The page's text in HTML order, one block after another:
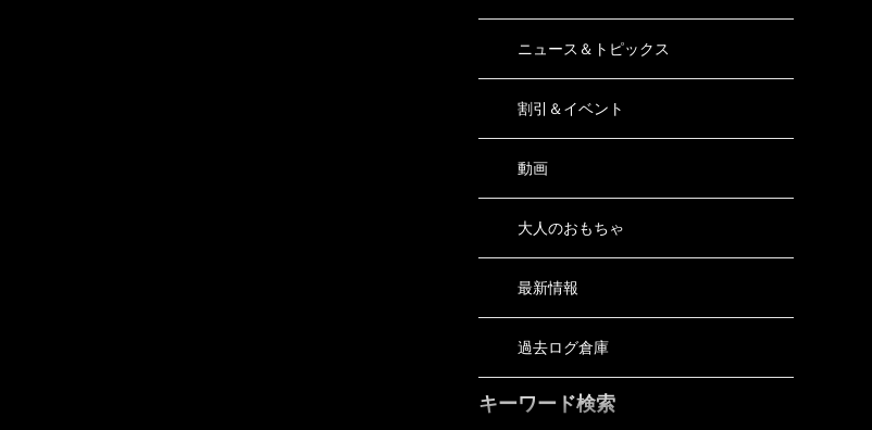
ニュース＆トピックス
割引＆イベント
動画
大人のおもちゃ
最新情報
過去ログ倉庫
キーワード検索